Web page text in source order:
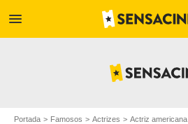
menu
Portada Famosos Actrizes Actriz americana